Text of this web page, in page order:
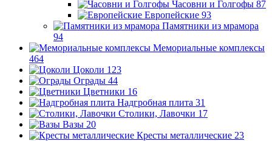
Часовни и Голгофы 87
Европейские 93
Памятники из мрамора
94
Мемориальные комплексы
464
Цоколи 123
Ограды 44
Цветники 16
Надгробная плита 31
Столики, Лавочки 17
Вазы 20
Кресты металлические 23